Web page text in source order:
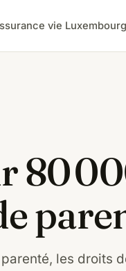
vie Luxembourg
80
les droits